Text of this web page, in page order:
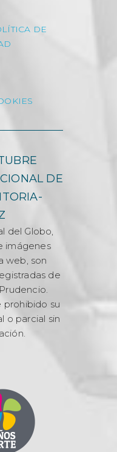
DE
DE
del Globo,
imágenes
web, son
de
su
o parcial sin